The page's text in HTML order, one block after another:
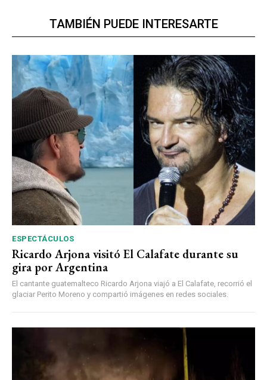
TAMBIÉN PUEDE INTERESARTE
ESPECTÁCULOS
Ricardo Arjona visitó El Calafate durante su
gira por Argentina
El cantante guatemalteco Ricardo Arjona viajó a El Calafate, recorrió el
glaciar Perito Moreno y compartió imágenes en redes sociales.